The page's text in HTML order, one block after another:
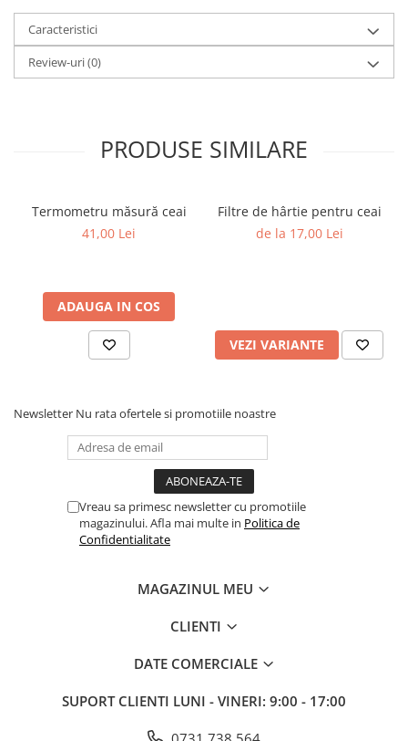
Caracteristici
Review-uri(0)
PRODUSE SIMILARE
Termometru măsură ceai
41,00 Lei
ADAUGA IN COS
Filtre de hârtie pentru ceai
de la 17,00 Lei
VEZI VARIANTE
Newsletter Nu rata ofertele si promotiile noastre
Vreau sa primesc newsletter cu promotiile
magazinului. Afla mai multe in Politica de
Confidentialitate
MAGAZINUL MEU
CLIENTI
DATE COMERCIALE
SUPORT CLIENTI LUNI - VINERI: 9:00 - 17:00